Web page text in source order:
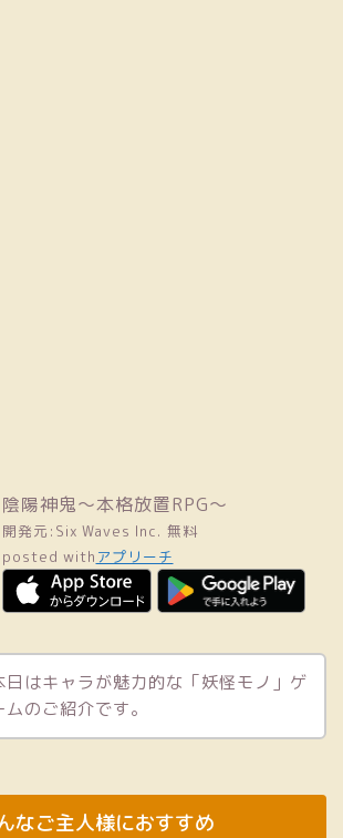
陰陽神鬼～本格放置RPG～
開発元: Six Waves Inc. 無料
posted with アプリーチ
日はキャラが魅力的な「妖怪モノ」ゲ
ムのご紹介です。
なご主人様におすすめ